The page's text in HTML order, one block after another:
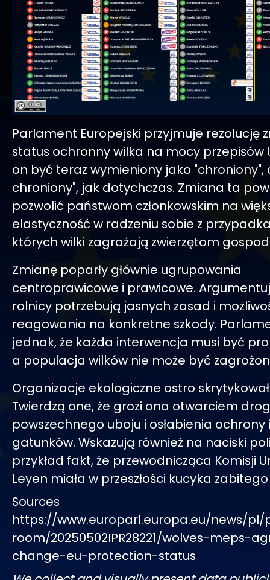
Parlament Europejski przyjmuje rezolucję
status ochronny wilka na mocy przepisów
on być teraz wymieniony jako "chroniony",
chroniony", jak dotychczas. Zmiana ta
pozwolić państwom członkowskim na
elastyczność w radzeniu sobie z
których wilki zagrażają zwierzętom
Zmianę poparły głównie ugrupowania
centroprawicowe i prawicowe.
rolnicy potrzebują jasnych zasad i
reagowania na konkretne szkody.
jednak, że każda interwencja musi być
a populacja wilków nie może być
Organizacje ekologiczne ostro
Twierdzą one, że grozi ona otwarciem
powszechnego uboju i osłabienia ochrony
gatunków. Wskazują również na naciski
przykład fakt, że przewodnicząca Komisji
Leyen miała w przeszłości kucyka
Sources
https://www.europarl.europa.eu/news/pl/
room/20250502IPR28221/wolves-meps-
change-eu-protection-status